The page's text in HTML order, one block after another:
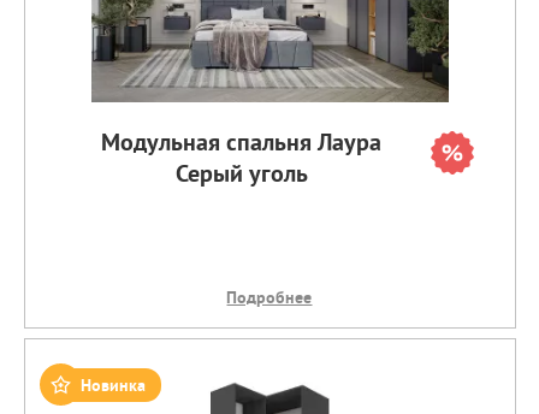
Модульная спальня Лаура
Серый уголь
Подробнее
Новинка